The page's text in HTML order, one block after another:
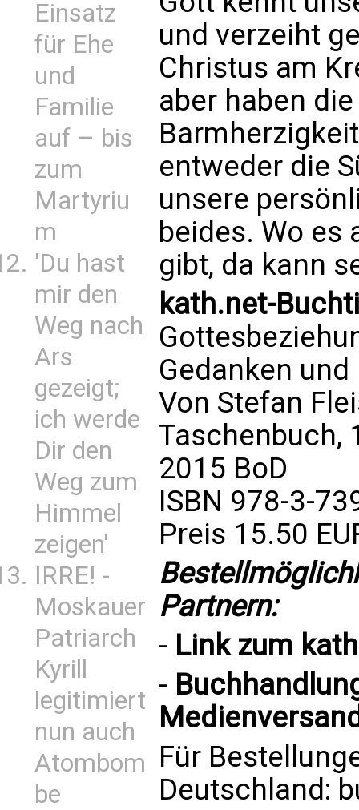
Einsatz
für Ehe
und
Familie
auf – bis
zum
Martyriu
m
'Du hast
mir den
Weg nach
Ars
gezeigt;
ich werde
Dir den
Weg zum
Himmel
zeigen'
IRRE! -
Moskauer
Patriarch
Kyrill
legitimiert
nun auch
Atombom
be
und verzeiht
Christus am
aber haben
entweder die
unsere
beides. Wo es
gibt, da kann
kath.net-
Gedanken
Von Stefan
Taschenbuch,
2015 BoD
ISBN 978-3-
Preis 15.50
Partnern:
- Link zum
-
Für
Deutschland: